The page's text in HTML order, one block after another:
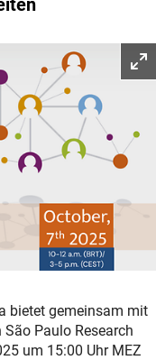
bietet gemeinsam mit
São Paulo Research
um 15:00 Uhr MEZ